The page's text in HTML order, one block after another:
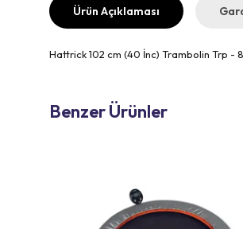
Ürün Açıklaması
Hattrick 102 cm (40 İnc) Trambolin Trp -
Benzer Ürünler